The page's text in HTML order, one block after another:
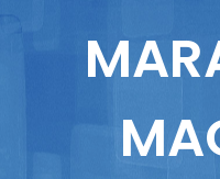
Reportajes
Columnistas